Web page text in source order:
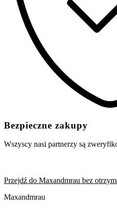
Bezpieczne zakupy
Wszyscy nasi partnerzy są
Przejdź do Maxandmrau bez
Maxandmrau